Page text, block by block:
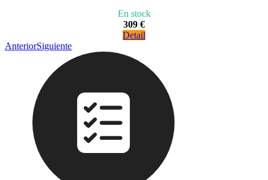
En stock
309 €
Detail
AnteriorSiguiente